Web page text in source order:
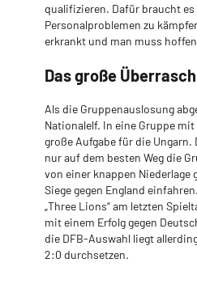
qualifizieren. Dafür braucht
Personalproblemen zu
erkrankt und man muss
Das große
Als die Gruppenauslosung
Nationalelf. In eine Gruppe
große Aufgabe für die Ungarn.
nur auf dem besten Weg die
von einer knappen Niederlage
Siege gegen England
„Three Lions“ am letzten
mit einem Erfolg gegen
die DFB-Auswahl liegt
2:0 durchsetzen.